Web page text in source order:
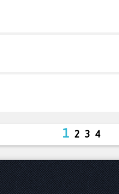
1 2 3 4